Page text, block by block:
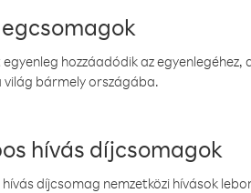
egyenleg hozzáadódik az
világ bármely országába.
hívás díjcsomagok
hívás díjcsomag nemzetközi hívások